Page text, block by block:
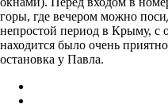
горы, где вечером можно
непростой период в Крыму, с
находится было очень
остановка у Павла.